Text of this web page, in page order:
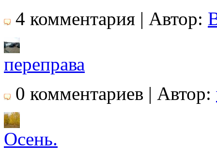
4 комментария | Автор:
переправа
0 комментариев | Автор:
Осень.